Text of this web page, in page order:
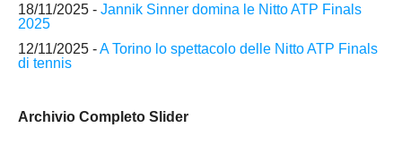
18/11/2025 - Jannik Sinner domina le Nitto ATP Finals
2025
12/11/2025 -A Torino lo spettacolo delle Nitto ATP Finals
di tennis
Archivio Completo Slider